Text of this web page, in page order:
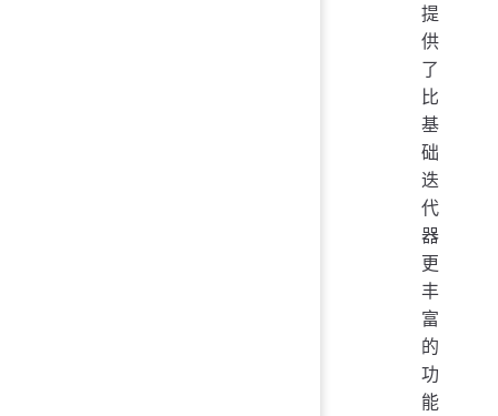
提
供
了
比
基
础
迭
代
器
更
丰
富
的
功
能